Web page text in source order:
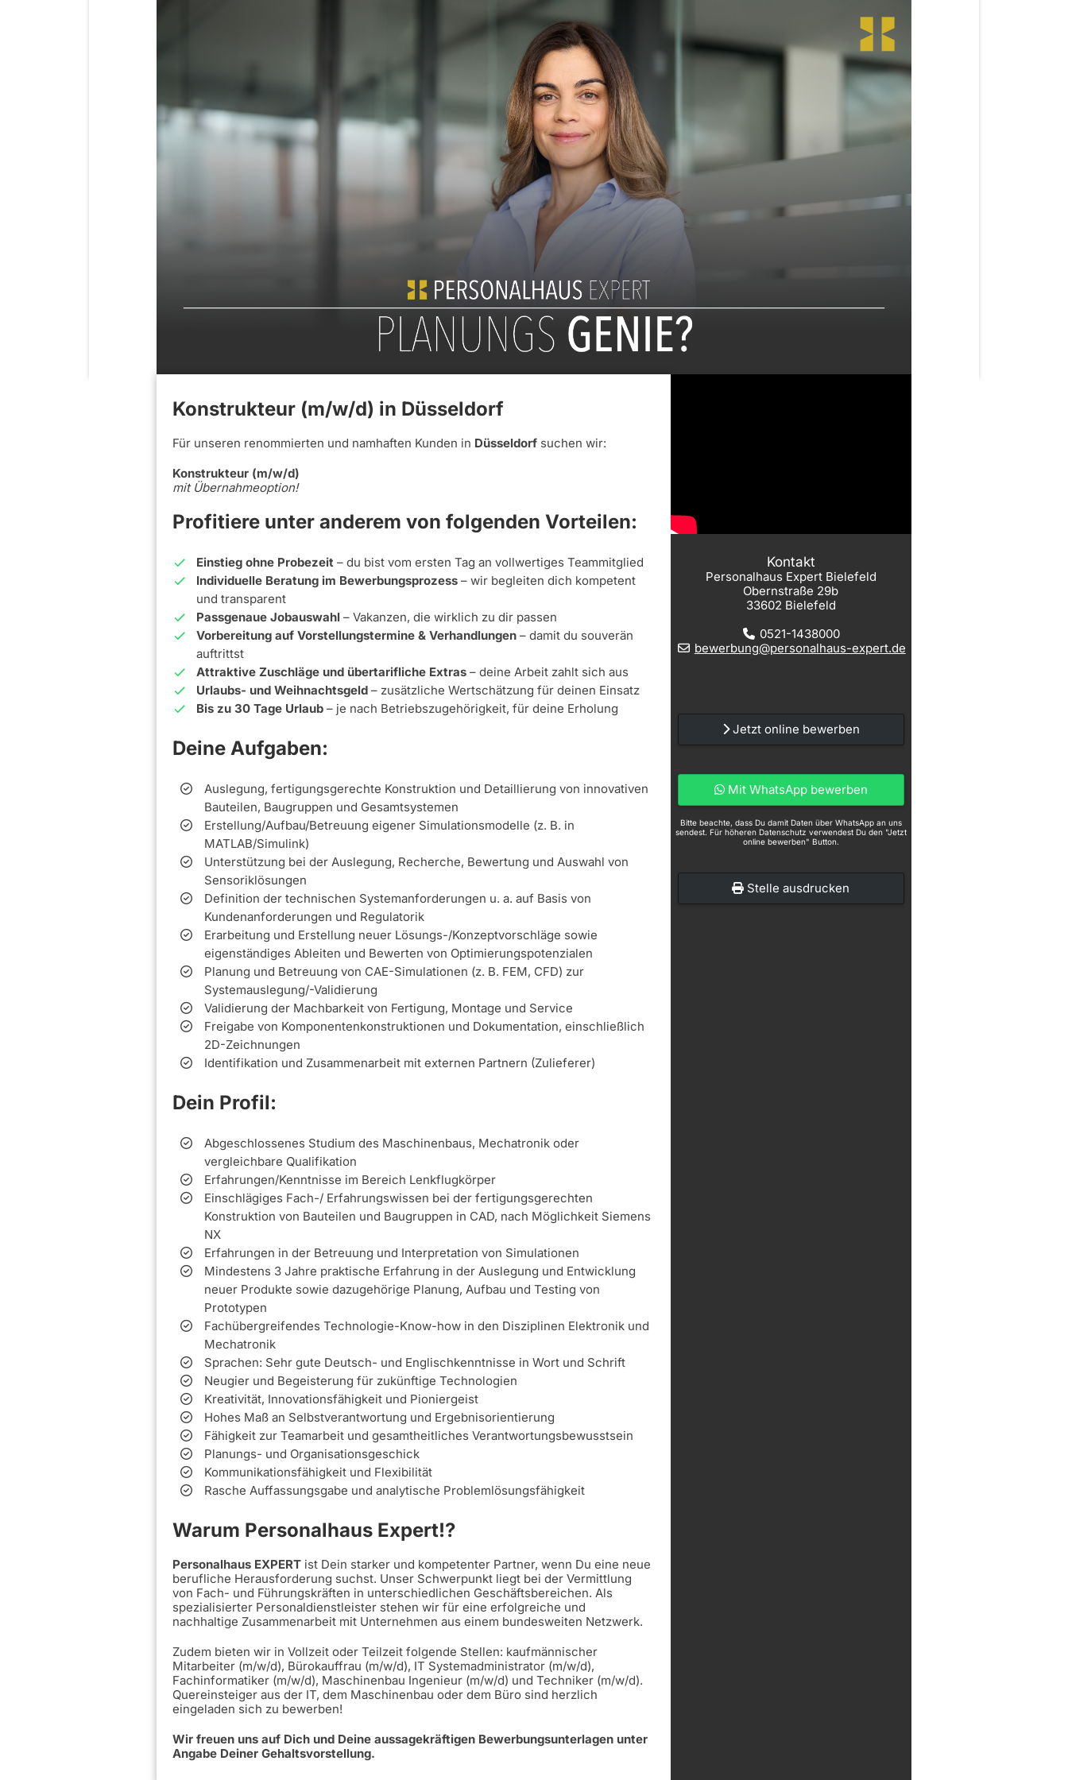
Konstrukteur (m/w/d) in Düsseldorf
Für unseren renommierten und namhaften Kunden in Düsseldorf suchen wir:
Konstrukteur (m/w/d)
mit Übernahmeoption!
Profitiere unter anderem von folgenden Vorteilen:
Einstieg ohne Probezeit – du bist vom ersten Tag an vollwertiges Teammitglied
Individuelle Beratung im Bewerbungsprozess – wir begleiten dich kompetent
und transparent
Passgenaue Jobauswahl – Vakanzen, die wirklich zu dir passen
Vorbereitung auf Vorstellungstermine & Verhandlungen – damit du souverän
auftrittst
Attraktive Zuschläge und übertarifliche Extras – deine Arbeit zahlt sich aus
Urlaubs- und Weihnachtsgeld – zusätzliche Wertschätzung für deinen Einsatz
Bis zu 30 Tage Urlaub – je nach Betriebszugehörigkeit, für deine Erholung
Deine Aufgaben:
Auslegung, fertigungsgerechte Konstruktion und Detaillierung von innovativen
Bauteilen, Baugruppen und Gesamtsystemen
Erstellung/Aufbau/Betreuung eigener Simulationsmodelle (z. B. in
MATLAB/Simulink)
Unterstützung bei der Auslegung, Recherche, Bewertung und Auswahl von
Sensoriklösungen
Definition der technischen Systemanforderungen u. a. auf Basis von
Kundenanforderungen und Regulatorik
Erarbeitung und Erstellung neuer Lösungs-/Konzeptvorschläge sowie
eigenständiges Ableiten und Bewerten von Optimierungspotenzialen
Planung und Betreuung von CAE-Simulationen (z. B. FEM, CFD) zur
Systemauslegung/-Validierung
Validierung der Machbarkeit von Fertigung, Montage und Service
Freigabe von Komponentenkonstruktionen und Dokumentation, einschließlich
2D-Zeichnungen
Identifikation und Zusammenarbeit mit externen Partnern (Zulieferer)
Dein Profil:
Abgeschlossenes Studium des Maschinenbaus, Mechatronik oder
vergleichbare Qualifikation
Erfahrungen/Kenntnisse im Bereich Lenkflugkörper
Einschlägiges Fach-/ Erfahrungswissen bei der fertigungsgerechten
Konstruktion von Bauteilen und Baugruppen in CAD, nach Möglichkeit Siemens
NX
Erfahrungen in der Betreuung und Interpretation von Simulationen
Mindestens 3 Jahre praktische Erfahrung in der Auslegung und Entwicklung
neuer Produkte sowie dazugehörige Planung, Aufbau und Testing von
Prototypen
Fachübergreifendes Technologie-Know-how in den Disziplinen Elektronik und
Mechatronik
Sprachen: Sehr gute Deutsch- und Englischkenntnisse in Wort und Schrift
Neugier und Begeisterung für zukünftige Technologien
Kreativität, Innovationsfähigkeit und Pioniergeist
Hohes Maß an Selbstverantwortung und Ergebnisorientierung
Fähigkeit zur Teamarbeit und gesamtheitliches Verantwortungsbewusstsein
Planungs- und Organisationsgeschick
Kommunikationsfähigkeit und Flexibilität
Rasche Auffassungsgabe und analytische Problemlösungsfähigkeit
Warum Personalhaus Expert!?
Personalhaus EXPERT ist Dein starker und kompetenter Partner, wenn Du eine neue
berufliche Herausforderung suchst. Unser Schwerpunkt liegt bei der Vermittlung
von Fach- und Führungskräften in unterschiedlichen Geschäftsbereichen. Als
spezialisierter Personaldienstleister stehen wir für eine erfolgreiche und
nachhaltige Zusammenarbeit mit Unternehmen aus einem bundesweiten Netzwerk.
Zudem bieten wir in Vollzeit oder Teilzeit folgende Stellen: kaufmännischer
Mitarbeiter (m/w/d), Bürokauffrau (m/w/d), IT Systemadministrator (m/w/d),
Fachinformatiker (m/w/d), Maschinenbau Ingenieur (m/w/d) und Techniker (m/w/d).
Quereinsteiger aus der IT, dem Maschinenbau oder dem Büro sind herzlich
eingeladen sich zu bewerben!
Wir freuen uns auf Dich und Deine aussagekräftigen Bewerbungsunterlagen unter
Angabe Deiner Gehaltsvorstellung.
Kontakt
Personalhaus Expert Bielefeld
Obernstraße 29b
33602 Bielefeld
0521-1438000
bewerbung@personalhaus-expert.de
Jetzt online bewerben
Mit WhatsApp bewerben
Bitte beachte, dass Du damit Daten über WhatsApp an uns
sendest. Für höheren Datenschutz verwendest Du den "Jetzt
online bewerben" Button.
Stelle ausdrucken